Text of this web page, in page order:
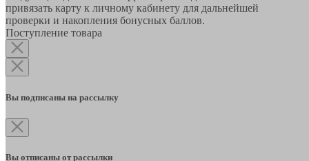
привязать карту к личному кабинету для дальнейшей
проверки и накопления бонусных баллов.
Поступление товара
Вы подписаны на рассылку
Вы отписаны от рассылки